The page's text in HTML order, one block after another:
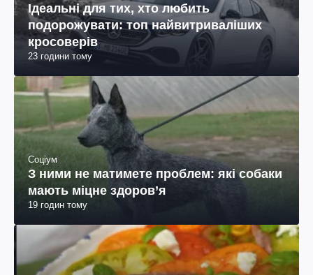
Ідеальні для тих, хто любить
подорожувати: топ найвитриваліших
кросоверів
23 години тому
Соціум
З ними не матимете проблем: які собаки
мають міцне здоров’я
19 годин тому